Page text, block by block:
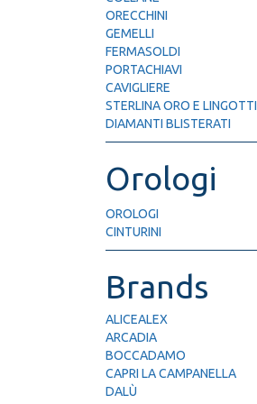
ORECCHINI
GEMELLI
FERMASOLDI
PORTACHIAVI
CAVIGLIERE
STERLINA ORO E LINGOTTI
DIAMANTI BLISTERATI
Orologi
OROLOGI
CINTURINI
Brands
ALICEALEX
ARCADIA
BOCCADAMO
CAPRI LA CAMPANELLA
DALÙ